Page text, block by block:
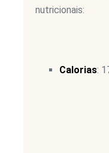
nutricionais:
Calorias: